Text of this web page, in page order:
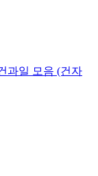
과일 모음 (건자